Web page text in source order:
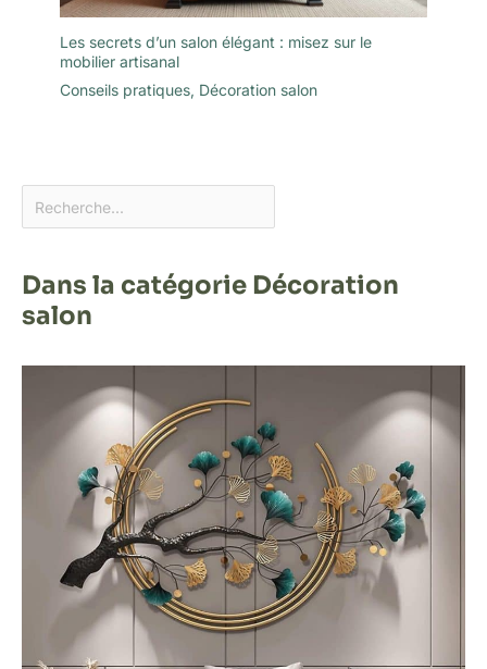
Les secrets d’un salon élégant : misez sur le
mobilier artisanal
Conseils pratiques, Décoration salon
Dans la catégorie Décoration
salon